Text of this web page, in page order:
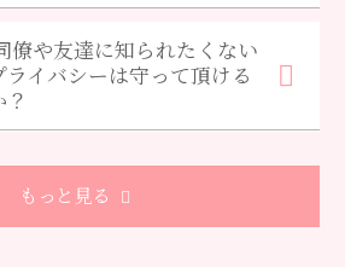
や友達に知られたくない
イバシーは守って頂ける
もっと見る